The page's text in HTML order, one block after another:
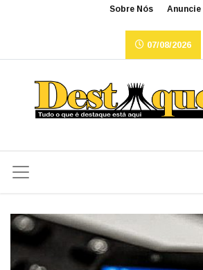
Sobre Nós Anuncie
07/08/2026